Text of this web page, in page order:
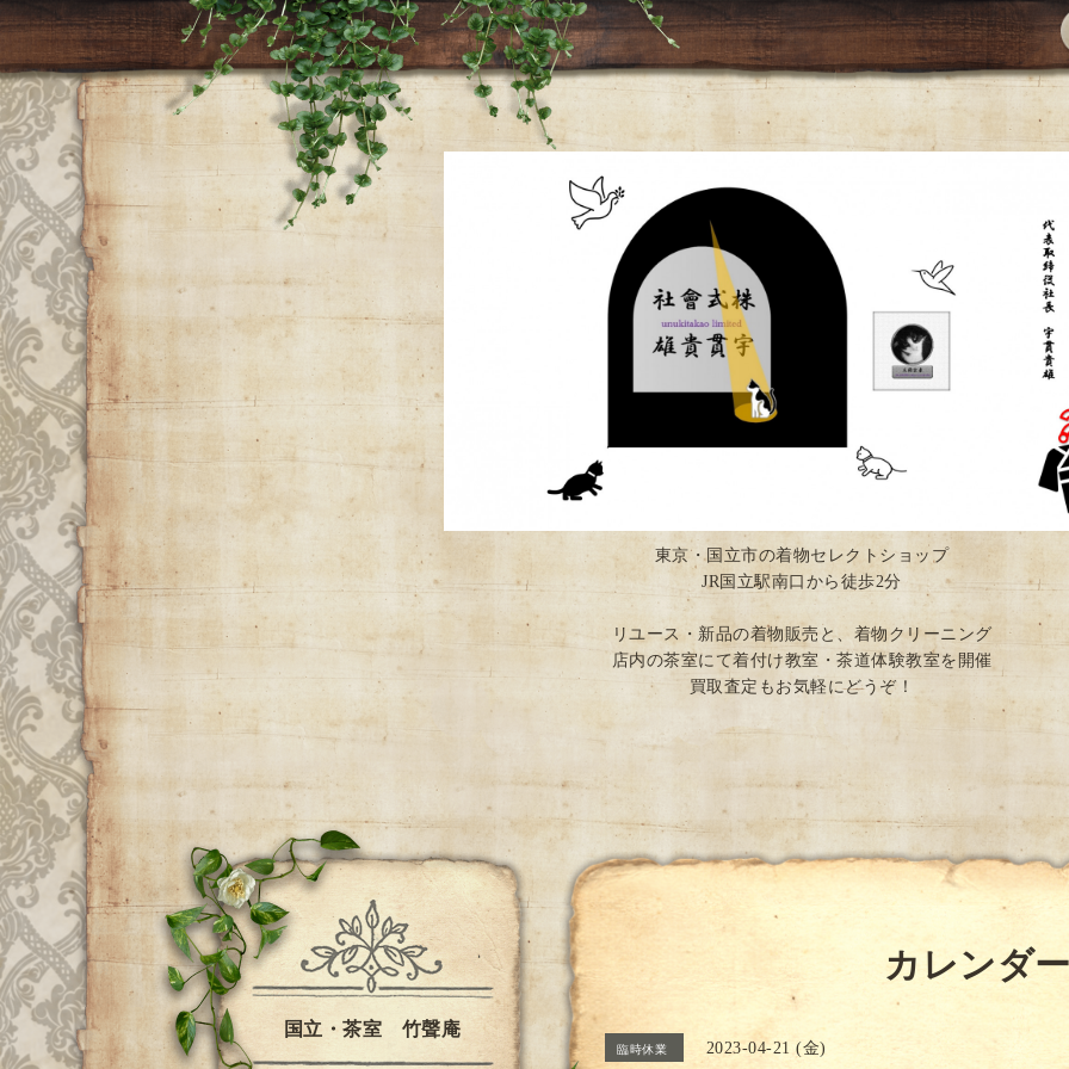
東京・国立市の着物セレクトショップ
JR国立駅南口から徒歩2分
リユース・新品の着物販売と、着物クリーニング
店内の茶室にて着付け教室・茶道体験教室を開催
買取査定もお気軽にどうぞ！
カレンダ
臨時休業 2023-04-21 (金)
国立・茶室 竹聲庵